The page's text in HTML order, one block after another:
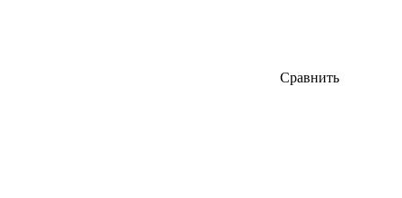
Сравнить